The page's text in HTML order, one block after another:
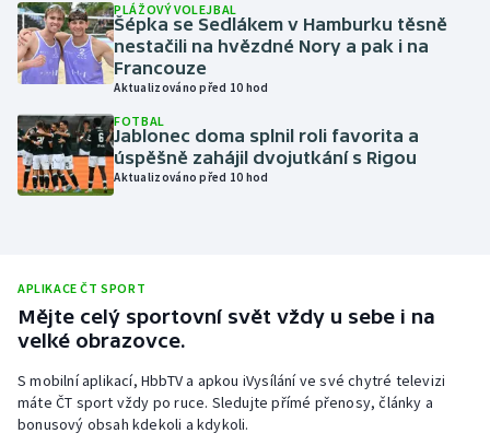
Krasobruslení
Lezení
Lyže a snowboard
Moderní pětiboj
Parasport
Plavání
Plážový volejbal
PLÁŽOVÝ VOLEJBAL
Šépka se Sedlákem v Hamburku těsně
nestačili na hvězdné Nory a pak i na
Francouze
Aktualizováno před 10 hod
FOTBAL
Jablonec doma splnil roli favorita a
úspěšně zahájil dvojutkání s Rigou
Aktualizováno před 10 hod
APLIKACE ČT SPORT
Mějte celý sportovní svět vždy u sebe i na
velké obrazovce.
S mobilní aplikací, HbbTV a apkou iVysílání ve své chytré televizi
máte ČT sport vždy po ruce. Sledujte přímé přenosy, články a
bonusový obsah kdekoli a kdykoli.